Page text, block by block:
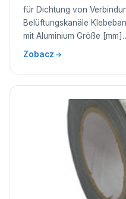
für Dichtung von
Belüftungskanäle
mit Aluminium Größe
Zobacz